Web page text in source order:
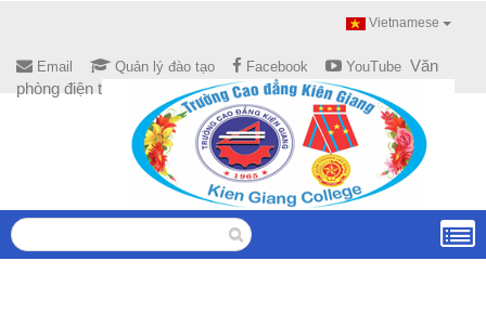
Vietnamese
Email Quản lý đào tạo Facebook YouTube Văn
phòng điện tử